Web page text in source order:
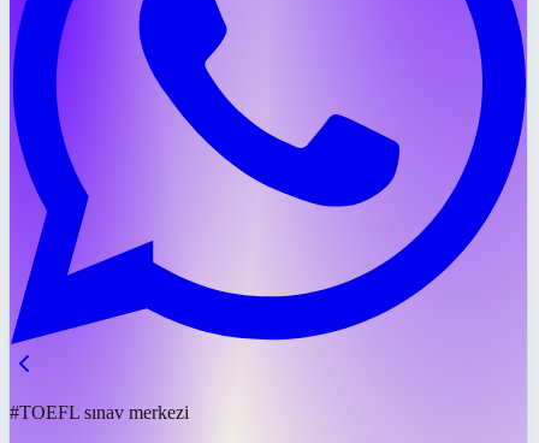
#TOEFL sınav merkezi